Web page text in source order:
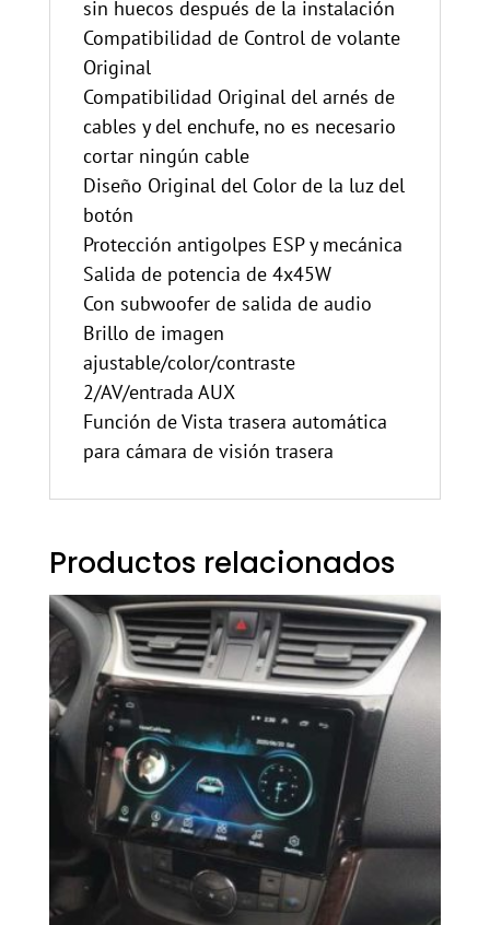
sin huecos después de la instalación
Compatibilidad de Control de volante
Original
Compatibilidad Original del arnés de
cables y del enchufe, no es necesario
cortar ningún cable
Diseño Original del Color de la luz del
botón
Protección antigolpes ESP y mecánica
Salida de potencia de 4x45W
Con subwoofer de salida de audio
Brillo de imagen
ajustable/color/contraste
2/AV/entrada AUX
Función de Vista trasera automática
para cámara de visión trasera
Productos relacionados